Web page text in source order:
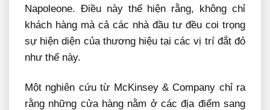
Napoleone. Điều này thể hiện rằng, không chỉ
khách hàng mà cả các nhà đầu tư đều coi trọng
sự hiện diện của thương hiệu tại các vị trí đắt đỏ
như thế này.
Một nghiên cứu từ McKinsey & Company chỉ ra
rằng những cửa hàng nằm ở các địa điểm sang